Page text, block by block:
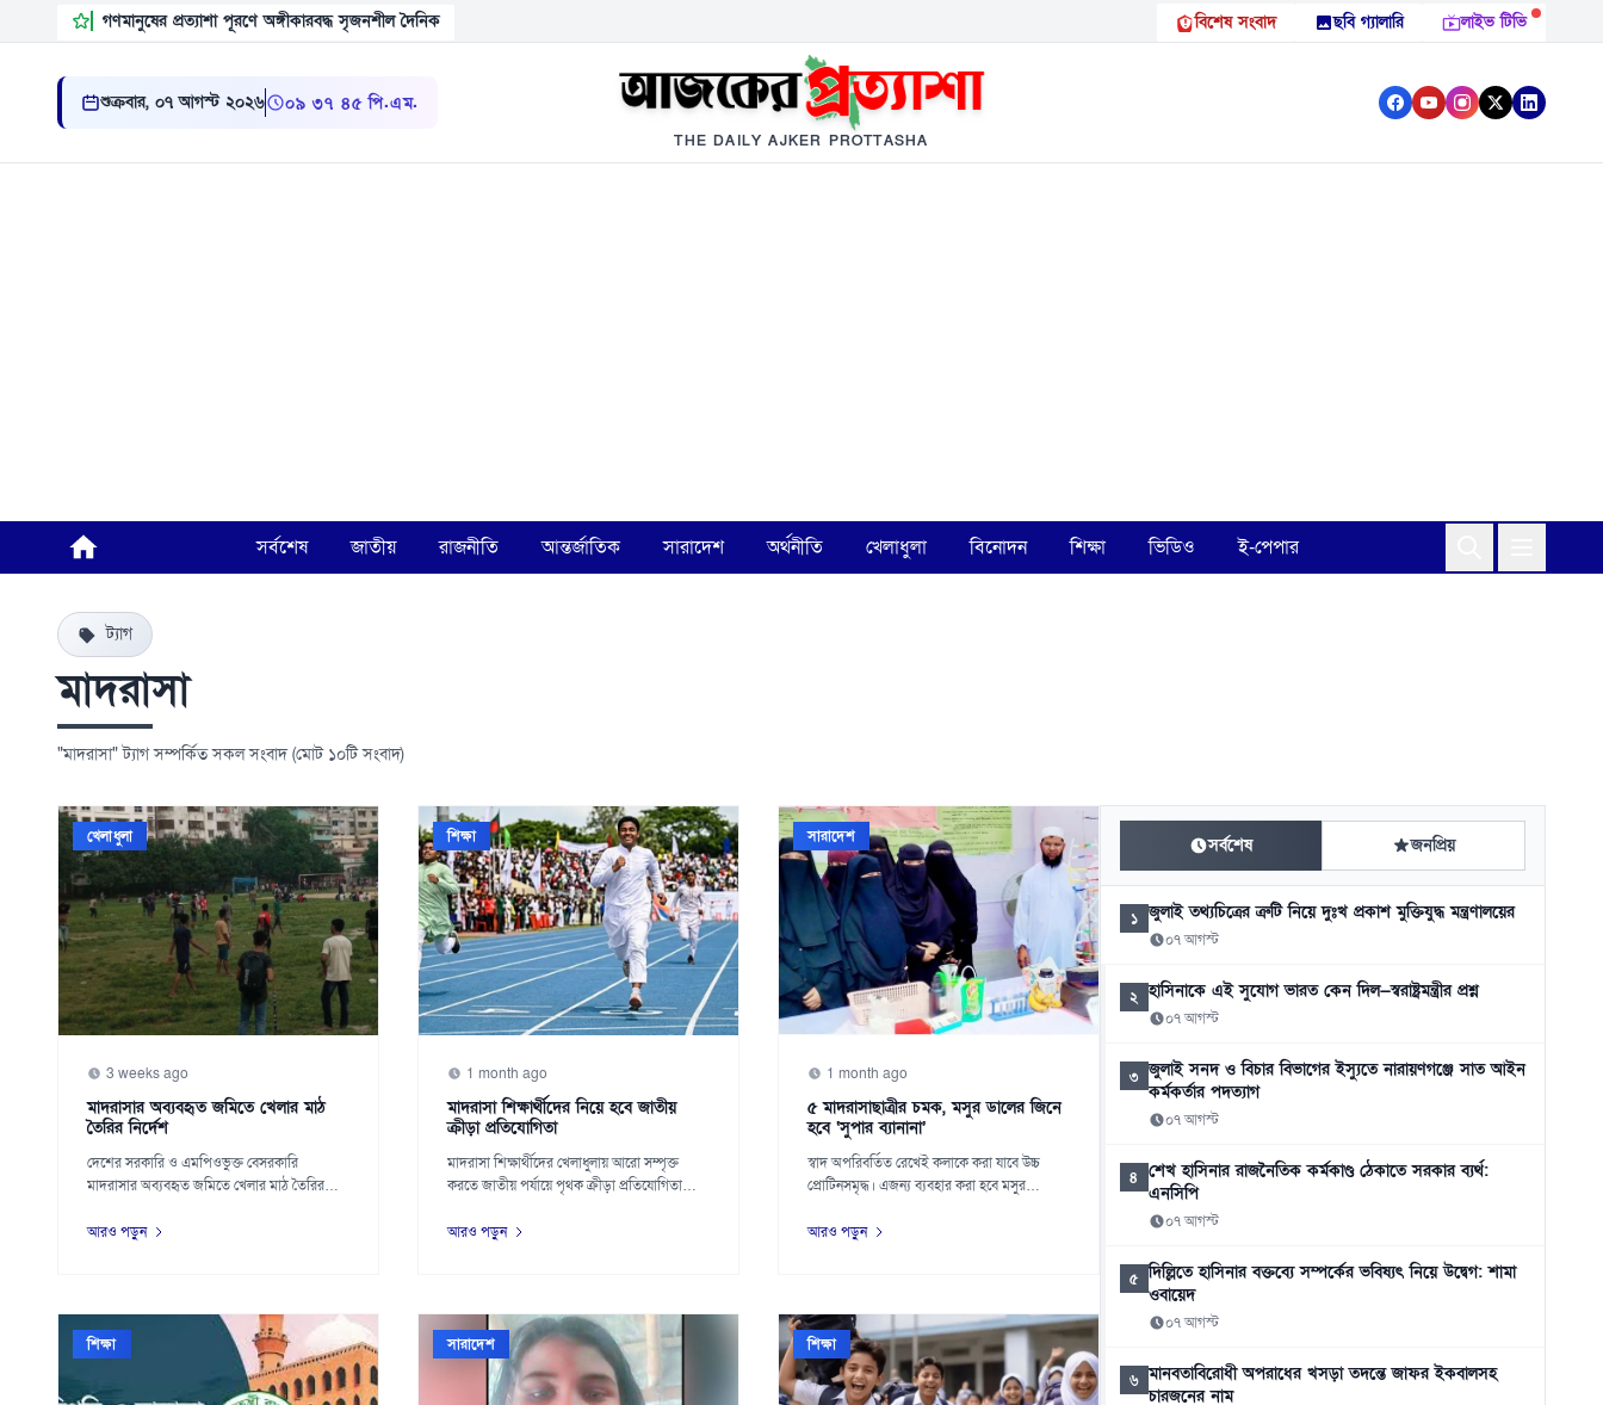
গণমানুষের প্রত্যাশা পূরণে অঙ্গীকারবদ্ধ সৃজনশীল দৈনিক বিশেষ সংবাদ ছবি গ্যালারি লাইভ টিভি
শুক্রবার, ০৭ আগস্ট ২০২৬ ০৯:৩৭:৪৬ পি.এম.
THE DAILY AJKER PROTTASHA
সর্বশেষ জাতীয় রাজনীতি আন্তর্জাতিক সারাদেশ অর্থনীতি খেলাধুলা বিনোদন শিক্ষা ভিডিও ই-পেপার
ট্যাগ
মাদরাসা
"মাদরাসা" ট্যাগ সম্পর্কিত সকল সংবাদ (মোট ১০টি সংবাদ)
খেলাধুলা
3 weeks ago
মাদরাসার অব্যবহৃত জমিতে খেলার মাঠ
তৈরির নির্দেশ
দেশের সরকারি ও এমপিওভুক্ত বেসরকারি
মাদরাসার অব্যবহৃত জমিতে খেলার মাঠ তৈরির
আরও পড়ুন
শিক্ষা
1 month ago
মাদরাসা শিক্ষার্থীদের নিয়ে হবে জাতীয়
ক্রীড়া প্রতিযোগিতা
মাদরাসা শিক্ষার্থীদের খেলাধুলায় আরো সম্পৃক্ত
করতে জাতীয় পর্যায়ে পৃথক ক্রীড়া প্রতিযোগিতা
আরও পড়ুন
সারাদেশ
1 month ago
৫ মাদরাসাছাত্রীর চমক, মসুর ডালের জিনে
হবে ‘সুপার ব্যানানা’
স্বাদ অপরিবর্তিত রেখেই কলাকে করা যাবে উচ্চ
প্রোটিনসমৃদ্ধ। এজন্য ব্যবহার করা হবে মসুর
আরও পড়ুন
শিক্ষা সারাদেশ শিক্ষা
সর্বশেষ জনপ্রিয়
১ জুলাই তথ্যচিত্রের ত্রুটি নিয়ে দুঃখ প্রকাশ মুক্তিযুদ্ধ মন্ত্রণালয়ের
০৭ আগস্ট
২ হাসিনাকে এই সুযোগ ভারত কেন দিল—স্বরাষ্ট্রমন্ত্রীর প্রশ্ন
০৭ আগস্ট
৩ জুলাই সনদ ও বিচার বিভাগের ইস্যুতে নারায়ণগঞ্জে সাত আইন
কর্মকর্তার পদত্যাগ
০৭ আগস্ট
৪
শেখ হাসিনার রাজনৈতিক কর্মকাণ্ড ঠেকাতে সরকার ব্যর্থ:
এনসিপি
০৭ আগস্ট
৫ দিল্লিতে হাসিনার বক্তব্যে সম্পর্কের ভবিষ্যৎ নিয়ে উদ্বেগ: শামা
ওবায়েদ
০৭ আগস্ট
৬ মানবতাবিরোধী অপরাধের খসড়া তদন্তে জাফর ইকবালসহ
চারজনের নাম